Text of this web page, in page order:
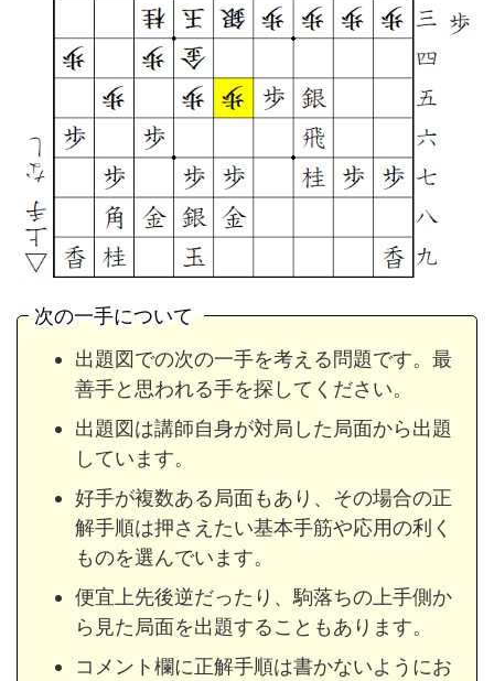
次の一手について
出題図での次の一手を考える問題です。最
善手と思われる手を探してください。
出題図は講師自身が対局した局面から出題
しています。
好手が複数ある局面もあり、その場合の正
解手順は押さえたい基本手筋や応用の利く
ものを選んでいます。
便宜上先後逆だったり、駒落ちの上手側か
ら見た局面を出題することもあります。
コメント欄に正解手順は書かないようにお